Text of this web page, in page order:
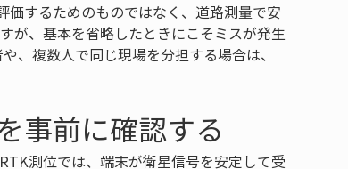
価するためのものではなく、道路測量で安
が、基本を省略したときにこそミスが発生
、複数人で同じ現場を分担する場合は、
事前に確認する
測位では、端末が衛星信号を安定して受